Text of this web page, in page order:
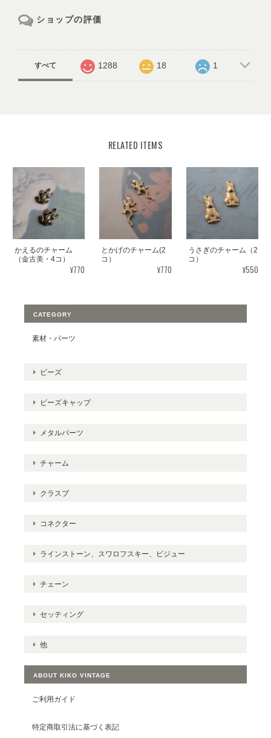
ショップの評価
すべて 1288 18 1
RELATED ITEMS
かえるのチャーム
（金古美・4コ）
¥770
とかげのチャーム(2
コ）
¥770
うさぎのチャーム（2
コ）
¥550
CATEGORY
素材・パーツ
ビーズ
ビーズキャップ
メタルパーツ
チャーム
クラスプ
コネクター
ラインストーン、スワロフスキー、ビジュー
チェーン
セッティング
他
ABOUT KIKO VINTAGE
ご利用ガイド
特定商取引法に基づく表記